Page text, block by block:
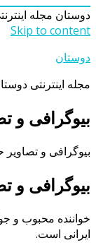
دوستان مجله
Skip to content
دوستان
مجله اینترنتی
بیوگرافی و
بیوگرافی و
بیوگرافی و
ایرانی است.